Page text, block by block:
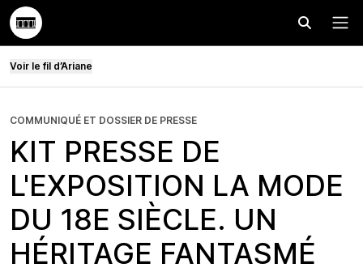
Voir le fil d’Ariane
COMMUNIQUÉ ET DOSSIER DE PRESSE
KIT PRESSE DE
L'EXPOSITION LA MODE
DU 18E SIÈCLE. UN
HÉRITAGE FANTASMÉ